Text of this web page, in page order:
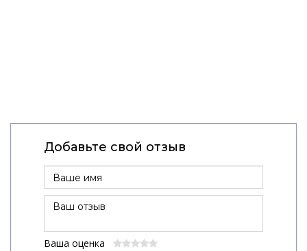
Добавьте свой отзыв
Ваша оценка